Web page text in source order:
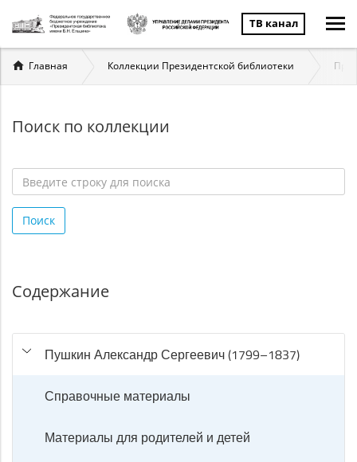
ТВ канал
Вы
здесь
Главная Коллекции Президентской библиотеки
Поиск по коллекции
строку
для
Поиск
Содержание
Пушкин Александр Сергеевич (1799–1837)
Справочные материалы
Материалы для родителей и детей